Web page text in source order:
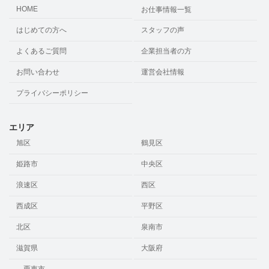
HOME お仕事情報一覧
はじめての方へ スタッフの声
よくあるご質問 企業担当者の方
お問い合わせ 運営会社情報
プライバシーポリシー
エリア
旭区 鶴見区
姫路市 中央区
浪速区 西区
西成区 平野区
北区 泉南市
滋賀県 大阪府